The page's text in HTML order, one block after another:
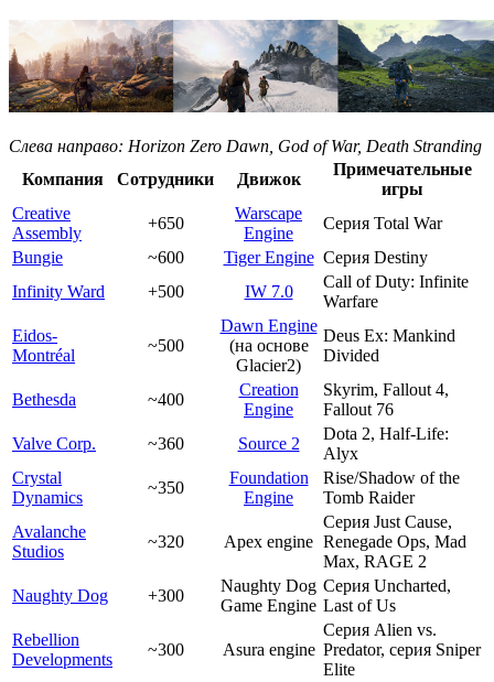
Слева направо: Horizon Zero Dawn, God of War, Death Stranding
Компания
Сотрудники Движок
Примечательные
игры
Creative
Assembly
+650
Warscape
Engine
Серия Total War
Bungie
~600 Tiger Engine Серия Destiny
Infinity Ward
+500 IW 7.0
Call of Duty: Infinite
Warfare
Eidos-
Montréal
~500
Dawn Engine
(на основе
Glacier2)
Deus Ex: Mankind
Divided
Bethesda ~400
Creation
Engine
Skyrim, Fallout 4,
Fallout 76
Valve Corp.
~360 Source 2
Dota 2, Half-Life:
Alyx
Crystal
Dynamics
~350
Foundation
Engine
Rise/Shadow of the
Tomb Raider
Avalanche
Studios
~320 Apex engine
Серия Just Cause,
Renegade Ops, Mad
Max, RAGE 2
Naughty Dog
+300
Naughty Dog
Game Engine
Серия Uncharted,
Last of Us
Rebellion
Developments
~300 Asura engine
Серия Alien vs.
Predator, серия Sniper
Elite